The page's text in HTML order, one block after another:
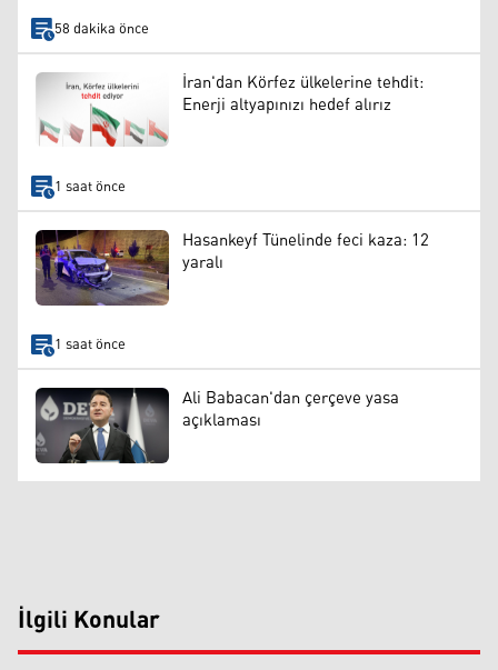
58 dakika önce
İran'dan Körfez ülkelerine tehdit:
Enerji altyapınızı hedef alırız
1 saat önce
Hasankeyf Tünelinde feci kaza: 12
yaralı
1 saat önce
Ali Babacan'dan çerçeve yasa
açıklaması
İlgili Konular